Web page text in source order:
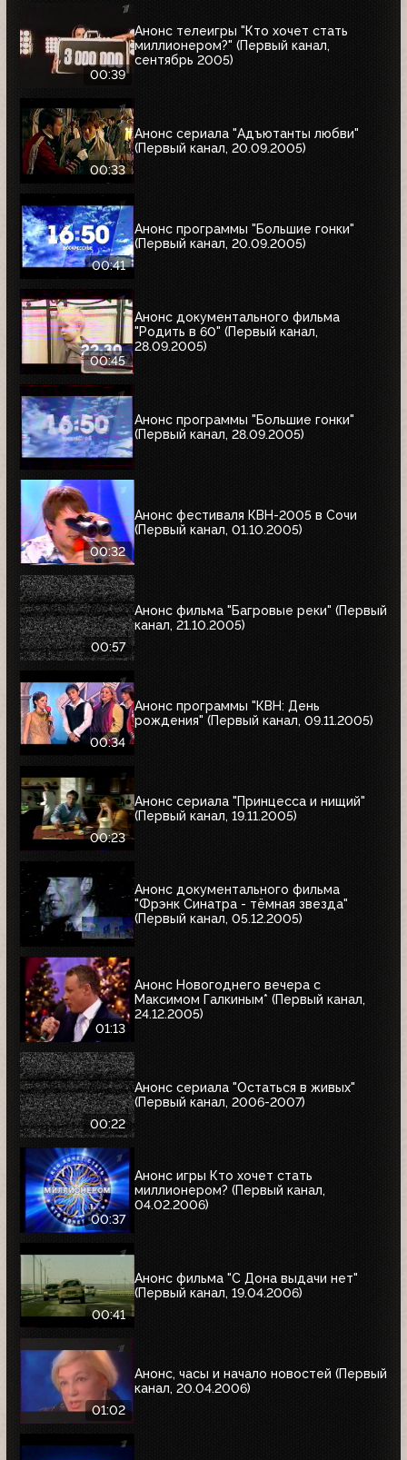
00:39
Анонс телеигры "Кто хочет стать
миллионером?" (Первый канал,
сентябрь 2005)
00:33
Анонс сериала "Адъютанты любви"
(Первый канал, 20.09.2005)
00:41
Анонс программы "Большие гонки"
(Первый канал, 20.09.2005)
00:45
Анонс документального фильма
"Родить в 60" (Первый канал,
28.09.2005)
Анонс программы "Большие гонки"
(Первый канал, 28.09.2005)
00:32
Анонс фестиваля КВН-2005 в Сочи
(Первый канал, 01.10.2005)
00:57
Анонс фильма "Багровые реки" (Первый
канал, 21.10.2005)
00:34
Анонс программы "КВН: День
рождения" (Первый канал, 09.11.2005)
00:23
Анонс сериала "Принцесса и нищий"
(Первый канал, 19.11.2005)
Анонс документального фильма
"Фрэнк Синатра - тёмная звезда"
(Первый канал, 05.12.2005)
01:13
Анонс Новогоднего вечера с
Максимом Галкиным* (Первый канал,
24.12.2005)
00:22
Анонс сериала "Остаться в живых"
(Первый канал, 2006-2007)
00:37
Анонс игры Кто хочет стать
миллионером? (Первый канал,
04.02.2006)
00:41
Анонс фильма "С Дона выдачи нет"
(Первый канал, 19.04.2006)
01:02
Анонс, часы и начало новостей (Первый
канал, 20.04.2006)